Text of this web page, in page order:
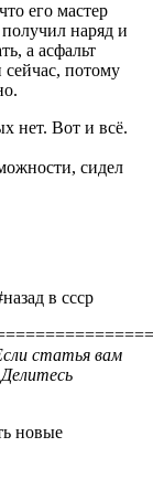
его мастер
наряд и
а асфальт
потому
нет. Вот и всё.
сидел
в ссср
статья вам
новые